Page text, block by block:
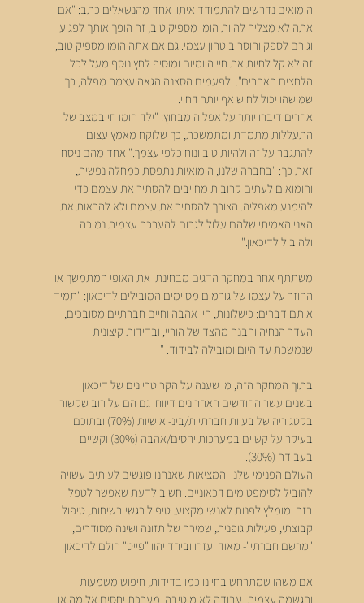
הומואים נדרשים להתמודד איתו. אחד מהנשאלים כתב: "אם
אתה לא מצליח להיות הומו מספיק טוב, זה הופך אותך לפגיע
וגורם לספק וחוסר ביטחון עצמי. גם אם אתה הומו מספיק טוב,
זה לא קל לחיות את חיי היומיום ומוסיף לחץ נוסף מעל לכל
הלחצים האחרים". ולפעמים הסצנה הגאה עצמה מפלה, כך
שמישהו יכול לחוש אף יותר דחוי.
אחרים דיברו יותר על אפליה מבחוץ: "ילד הומו חי במצב של
התעללות מתמדת ומתמשכת, כך שלוקח מאמץ עצום
להתגבר על זה ולהיות טוב ונוח כלפי עצמך." אחד מהם ניסח
זאת כך: "בחברה שלנו, הומואיות נתפסת כמחלה נפשית,
והומואים לעתים קרובות מחויבים להסתיר את עצמם כדי
להימנע מאפליה. הצורך להסתיר את עצמם ולא להראות את
האני האמיתי שלהם עלול לגרום להערכה עצמית נמוכה
ולהוביל לדיכאון."
משתתף אחר במחקר הדגים מבחינתו את האופי המתמשך או
החוזר על עצמו של גורמים מסוימים המובילים לדיכאון: "תמיד
אותם דברים: כישלונות, חיי אהבה וחיים חברתיים מסובכים,
העדר הנחיה והבנה מהצד של הוריי, ובדידות קיצונית
שנמשכת עד היום ומובילה לבידוד. "
בתוך המחקר הזה, מי שענה על הקריטריונים של דיכאון
בשנים עשר החודשים האחרונים דיווחו גם הם על רוב שקשור
בקטגוריה של בעיות חברתיות/בינ- אישיות (70%) ובתוכם
בעיקר על קשיים במערכות יחסים/אהבה (30%) וקשיים
בעבודה (30%).
העולם הפנימי שלנו והמציאות שאנחנו פוגשים לעיתים עשויה
להוביל לסימפטומים דכאוניים. חשוב לדעת שאפשר לטפל
בזה ומומלץ לפנות לאנשי מקצוע. טיפול רגשי בשיחות, טיפול
קבוצתי, פעילות גופנית, שמירה של תזונה ושינה מסודרים,
"מרשם חברתי"- מאוד יעזרו וביחד יהוו "פייט" הולם לדיכאון.
אם משהו שמתרחש בחיינו כמו בדידות, חיפוש משמעות
והגשמה עצמית, עבודה לא מיטיבה, מערכת יחסים אלימה או